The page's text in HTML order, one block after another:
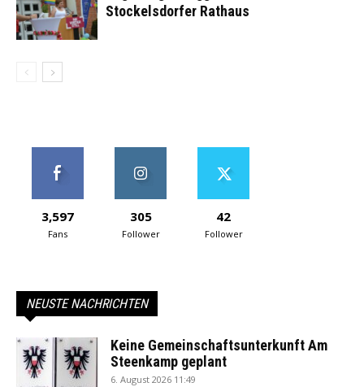
Stockelsdorfer Rathaus
3,597
Fans
305
Follower
42
Follower
NEUSTE NACHRICHTEN
Keine Gemeinschaftsunterkunft Am
Steenkamp geplant
6. August 2026 11:49